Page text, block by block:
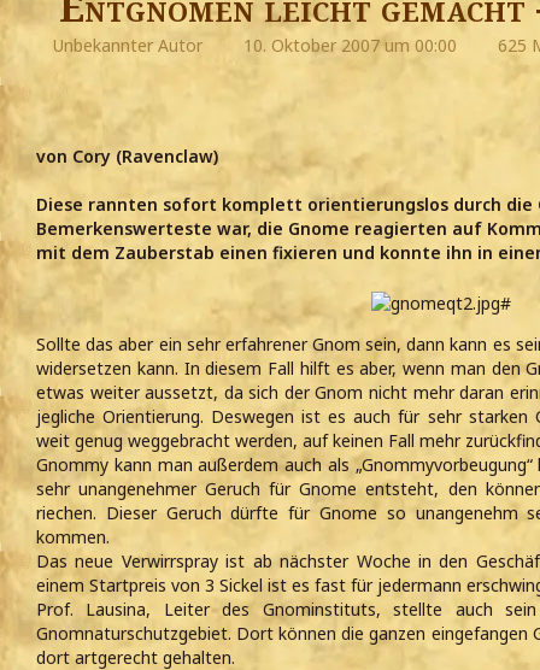
Unbekannter Autor 10. Oktober 2007 um 00:00 625
von Cory (Ravenclaw)
Diese rannten sofort komplett orientierungslos durch die
Bemerkenswerteste war, die Gnome reagierten auf
mit dem Zauberstab einen fixieren und konnte ihn in
Sollte das aber ein sehr erfahrener Gnom sein, dann kann es
widersetzen kann. In diesem Fall hilft es aber, wenn man den
etwas weiter aussetzt, da sich der Gnom nicht mehr daran
jegliche Orientierung. Deswegen ist es auch für sehr starken
weit genug weggebracht werden, auf keinen Fall mehr
Gnommy kann man außerdem auch als
sehr unangenehmer Geruch für Gnome entsteht, den
riechen. Dieser Geruch dürfte für Gnome so unangenehm
kommen.
Das neue Verwirrspray ist ab nächster Woche in den
einem Startpreis von 3 Sickel ist es fast für jedermann
Prof. Lausina, Leiter des Gnominstituts, stellte auch
Gnomnaturschutzgebiet. Dort können die ganzen eingefangen
dort artgerecht gehalten.